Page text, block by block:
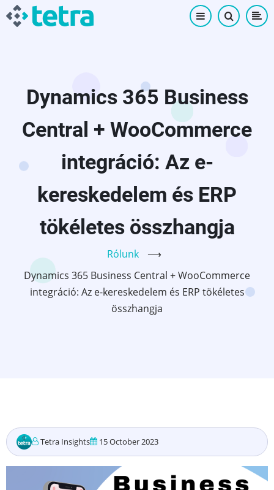
Ugrás
Dynamics 365 Business
Central + WooCommerce
integráció: Az e-
kereskedelem és ERP
tökéletes összhangja
Rólunk
⟶
Dynamics 365 Business Central + WooCommerce
integráció: Az e-kereskedelem és ERP tökéletes
összhangja
Tetra Insights 15 October 2023